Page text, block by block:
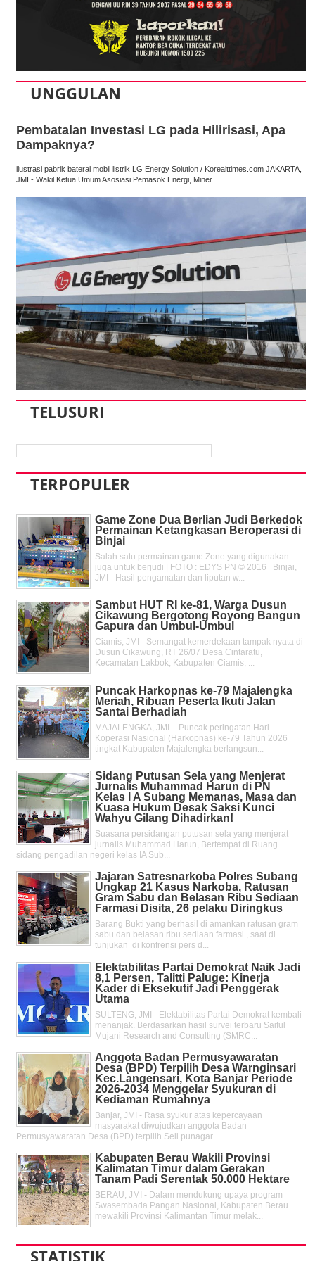
UNGGULAN
Pembatalan Investasi LG pada Hilirisasi, Apa
Dampaknya?
ilustrasi pabrik baterai mobil listrik LG Energy Solution / Koreaittimes.com JAKARTA,
JMI - Wakil Ketua Umum Asosiasi Pemasok Energi, Miner...
TELUSURI
TERPOPULER
Game Zone Dua Berlian Judi Berkedok
Permainan Ketangkasan Beroperasi di
Binjai
Salah satu permainan game Zone yang digunakan
juga untuk berjudi | FOTO : EDYS PN © 2016 Binjai,
JMI - Hasil pengamatan dan liputan w...
Sambut HUT RI ke-81, Warga Dusun
Cikawung Bergotong Royong Bangun
Gapura dan Umbul-Umbul
Ciamis, JMI - Semangat kemerdekaan tampak nyata di
Dusun Cikawung, RT 26/07 Desa Cintaratu,
Kecamatan Lakbok, Kabupaten Ciamis, ...
Puncak Harkopnas ke-79 Majalengka
Meriah, Ribuan Peserta Ikuti Jalan
Santai Berhadiah
MAJALENGKA, JMI – Puncak peringatan Hari
Koperasi Nasional (Harkopnas) ke-79 Tahun 2026
tingkat Kabupaten Majalengka berlangsun...
Sidang Putusan Sela yang Menjerat
Jurnalis Muhammad Harun di PN
Kelas l A Subang Memanas, Masa dan
Kuasa Hukum Desak Saksi Kunci
Wahyu Gilang Dihadirkan!
Suasana persidangan putusan sela yang menjerat
jurnalis Muhammad Harun, Bertempat di Ruang
sidang pengadilan negeri kelas IA Sub...
Jajaran Satresnarkoba Polres Subang
Ungkap 21 Kasus Narkoba, Ratusan
Gram Sabu dan Belasan Ribu Sediaan
Farmasi Disita, 26 pelaku Diringkus
Barang Bukti yang berhasil di amankan ratusan gram
sabu dan belasan ribu sediaan farmasi , saat di
tunjukan di konfrensi pers d...
Elektabilitas Partai Demokrat Naik Jadi
8,1 Persen, Talitti Paluge: Kinerja
Kader di Eksekutif Jadi Penggerak
Utama
SULTENG, JMI - Elektabilitas Partai Demokrat kembali
menanjak. Berdasarkan hasil survei terbaru Saiful
Mujani Research and Consulting (SMRC...
Anggota Badan Permusyawaratan
Desa (BPD) Terpilih Desa Warnginsari
Kec.Langensari, Kota Banjar Periode
2026-2034 Menggelar Syukuran di
Kediaman Rumahnya
Banjar, JMI - Rasa syukur atas kepercayaan
masyarakat diwujudkan anggota Badan
Permusyawaratan Desa (BPD) terpilih Seli punagar...
Kabupaten Berau Wakili Provinsi
Kalimatan Timur dalam Gerakan
Tanam Padi Serentak 50.000 Hektare
BERAU, JMI - Dalam mendukung upaya program
Swasembada Pangan Nasional, Kabupaten Berau
mewakili Provinsi Kalimantan Timur melak...
STATISTIK